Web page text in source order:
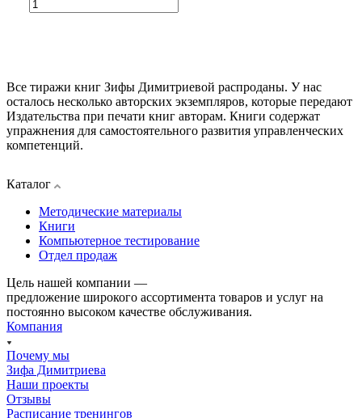
Все тиражи книг Зифы Димитриевой распроданы. У нас
осталось несколько авторских экземпляров, которые передают
Издательства при печати книг авторам. Книги содержат
упражнения для самостоятельного развития управленческих
компетенций.
Каталог
Методические материалы
Книги
Компьютерное тестирование
Отдел продаж
Цель нашей компании —
предложение широкого ассортимента товаров и услуг на
постоянно высоком качестве обслуживания.
Компания
Почему мы
Зифа Димитриева
Наши проекты
Отзывы
Расписание тренингов